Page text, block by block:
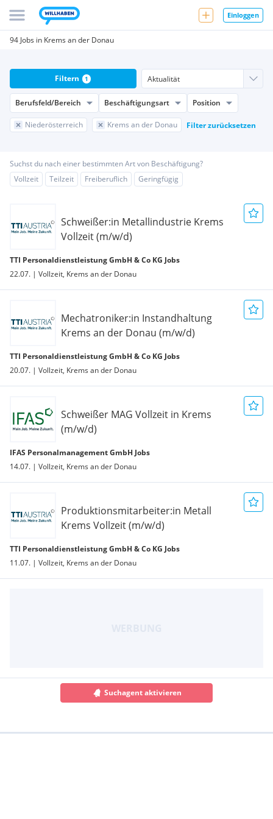
Einloggen
94 Jobs in Krems an der Donau
Filtern 1
Berufsfeld/Bereich Beschäftigungsart Position
Niederösterreich Krems an der Donau Filter zurücksetzen
Suchst du nach einer bestimmten Art von Beschäftigung?
Vollzeit
Teilzeit Freiberuflich Geringfügig
Schweißer:in Metallindustrie Krems
Vollzeit (m/w/d)
TTI Personaldienstleistung GmbH & Co KG Jobs
22.07. | Vollzeit, Krems an der Donau
Mechatroniker:in Instandhaltung
Krems an der Donau (m/w/d)
TTI Personaldienstleistung GmbH & Co KG Jobs
20.07. | Vollzeit, Krems an der Donau
Schweißer MAG Vollzeit in Krems
(m/w/d)
IFAS Personalmanagement GmbH Jobs
14.07. | Vollzeit, Krems an der Donau
Produktionsmitarbeiter:in Metall
Krems Vollzeit (m/w/d)
TTI Personaldienstleistung GmbH & Co KG Jobs
11.07. | Vollzeit, Krems an der Donau
Suchagent aktivieren